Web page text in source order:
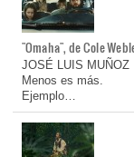
"Omaha", de Cole
JOSÉ LUIS MUÑOZ
Menos es más.
Ejemplo…